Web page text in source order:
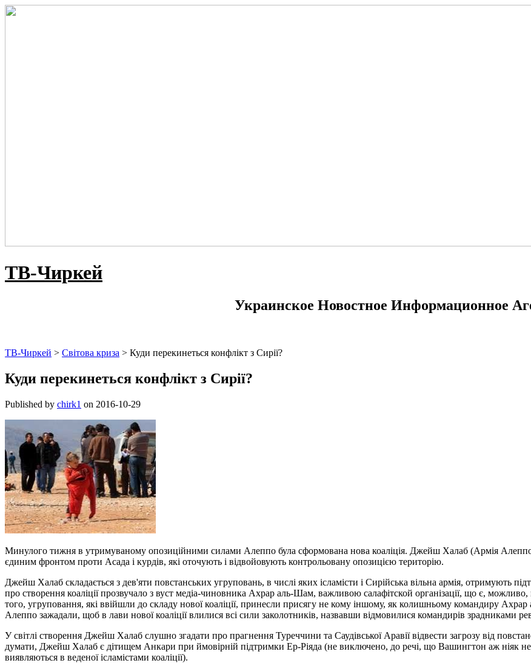
ТВ-Чиркей
Украинское Новостное Информационное
ТВ-Чиркей > Світова криза > Куди перекинеться конфлікт з Сирії?
Куди перекинеться конфлікт з Сирії?
Published by chirk1 on 2016-10-29
Минулого тижня в утримуваному опозиційними силами Алеппо була сформована нова коаліція. Джейш Халаб (Армія
єдиним фронтом проти Асада і курдів, які оточують і відвойовують контрольовану опозицією територію.
Джейш Халаб складається з дев'яти повстанських угруповань, в числі яких ісламісти і Сирійська вільна армія, отримують
про створення коаліції прозвучало з вуст медіа-чиновника Ахрар аль-Шам, важливою салафітской організації, що є,
того, угруповання, які ввійшли до складу нової коаліції, принесли присягу не кому іншому, як колишньому командиру
Алеппо зажадали, щоб в лави нової коаліції влилися всі сили заколотників, назвавши відмовилися командирів зрадниками
У світлі створення Джейш Халаб слушно згадати про прагнення Туреччини та Саудівської Аравії відвести загрозу від
думати, Джейш Халаб є дітищем Анкари при ймовірній підтримки Ер-Ріяда (не виключено, до речі, що Вашингтон аж ніяк
виявляються в веденої ісламістами коаліції).